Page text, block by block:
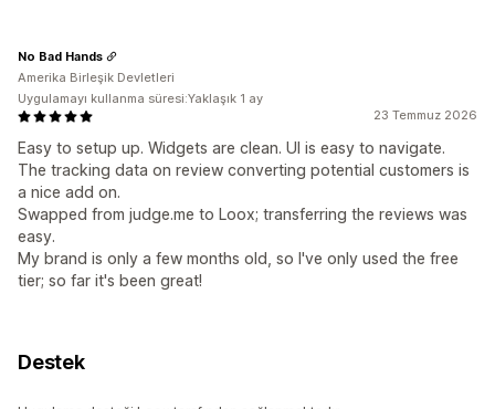
23 Temmuz 2026
Easy to setup up. Widgets are clean. UI is easy to navigate.
The tracking data on review converting potential customers is
a nice add on.
Swapped from judge.me to Loox; transferring the reviews was
easy.
My brand is only a few months old, so I've only used the free
tier; so far it's been great!
No Bad Hands
Amerika Birleşik Devletleri
Uygulamayı kullanma süresi:Yaklaşık 1 ay
Destek